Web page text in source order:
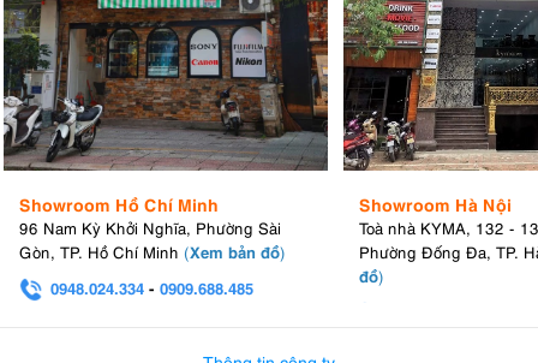
Showroom Hồ Chí Minh
96 Nam Kỳ Khởi Nghĩa, Phường Sài
Gòn, TP. Hồ Chí Minh (Xem bản đồ)
0948.024.334 - 0909.688.485
Showroom Hà Nội
Toà nhà KYMA, 132 -
Phường Đống Đa, TP.
đồ)